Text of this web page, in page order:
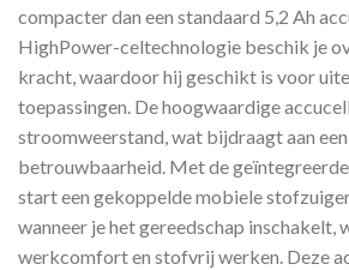
compacter dan een standaard 5,2 Ah
HighPower-celtechnologie beschik je
kracht, waardoor hij geschikt is voor
toepassingen. De hoogwaardige
stroomweerstand, wat bijdraagt aan een
betrouwbaarheid. Met de
start een gekoppelde mobiele
wanneer je het gereedschap inschakelt,
werkcomfort en stofvrij werken. Deze